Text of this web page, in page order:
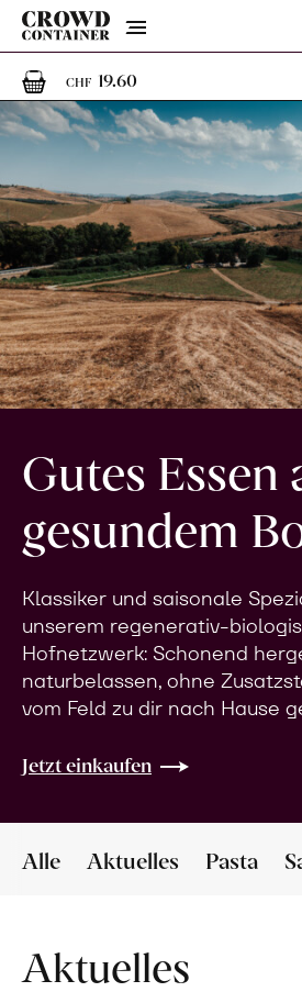
Menu
CHF 19.601 Artikel im
Gutes Essen
gesundem
Klassiker und saisonale
unserem regenerativ-
Hofnetzwerk: Schonend
naturbelassen, ohne
vom Feld zu dir nach Hause
Jetzt einkaufen
Alle Aktuelles Pasta
Aktuelles